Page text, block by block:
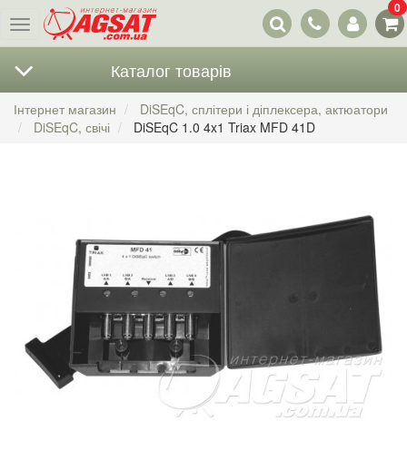
Меню
Наші
контакти
0
Каталог товарів
Інтернет магазин
DiSEqC, сплітери і діплексера, актюатори
DiSEqC, свічі
DiSEqC 1.0 4x1 Triax MFD 41D